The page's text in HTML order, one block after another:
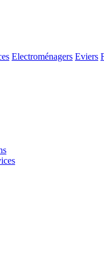
Electroménagers Eviers